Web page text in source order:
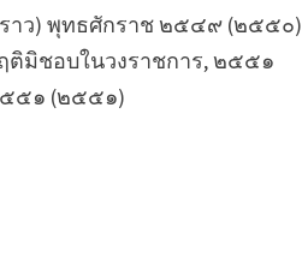
ว) พุทธศักราช ๒๕๔๙ (๒๕๕๐)
มิชอบในวงราชการ, ๒๕๕๑
๕๑ (๒๕๕๑)